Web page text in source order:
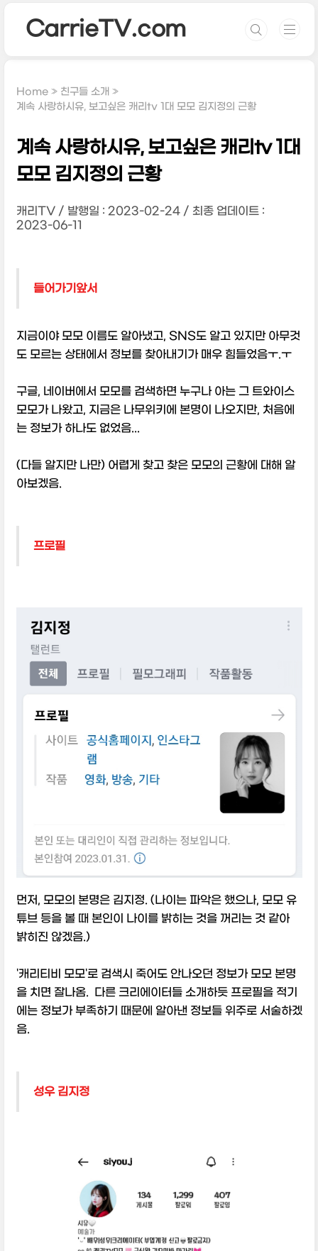
CarrieTV.com
Home
친구들 소개
계속 사랑하시유, 보고싶은 캐리tv 1대 모모 김지정의 근황
계속 사랑하시유, 보고싶은 캐리tv 1대
모모 김지정의 근황
캐리TV 발행일 : 2023-02-24
최종 업데이트 :
2023-06-11
들어가기앞서
지금이야 모모 이름도 알아냈고, SNS도 알고 있지만 아무것
도 모르는 상태에서 정보를 찾아내기가 매우 힘들었음ㅜ.ㅜ
구글, 네이버에서 모모를 검색하면 누구나 아는 그 트와이스
모모가 나왔고, 지금은 나무위키에 본명이 나오지만, 처음에
는 정보가 하나도 없었음...
(다들 알지만 나만) 어렵게 찾고 찾은 모모의 근황에 대해 알
아보겠음.
프로필
먼저, 모모의 본명은 김지정. (나이는 파악은 했으나, 모모 유
튜브 등을 볼 때 본인이 나이를 밝히는 것을 꺼리는 것 같아
밝히진 않겠음.)
'캐리티비 모모'로 검색시 죽어도 안나오던 정보가 모모 본명
을 치면 잘나옴. 다른 크리에이터들 소개하듯 프로필을 적기
에는 정보가 부족하기 때문에 알아낸 정보들 위주로 서술하겠
음.
성우 김지정